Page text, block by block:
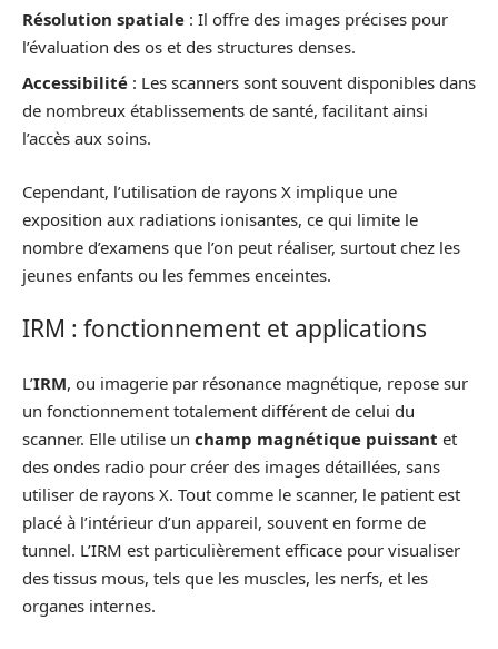
Résolution spatiale : Il offre des images précises pour
l’évaluation des os et des structures denses.
Accessibilité : Les scanners sont souvent disponibles dans
de nombreux établissements de santé, facilitant ainsi
l’accès aux soins.
Cependant, l’utilisation de rayons X implique une
exposition aux radiations ionisantes, ce qui limite le
nombre d’examens que l’on peut réaliser, surtout chez les
jeunes enfants ou les femmes enceintes.
IRM : fonctionnement et applications
L’IRM, ou imagerie par résonance magnétique, repose sur
un fonctionnement totalement différent de celui du
scanner. Elle utilise un champ magnétique puissant et
des ondes radio pour créer des images détaillées, sans
utiliser de rayons X. Tout comme le scanner, le patient est
placé à l’intérieur d’un appareil, souvent en forme de
tunnel. L’IRM est particulièrement efficace pour visualiser
des tissus mous, tels que les muscles, les nerfs, et les
organes internes.